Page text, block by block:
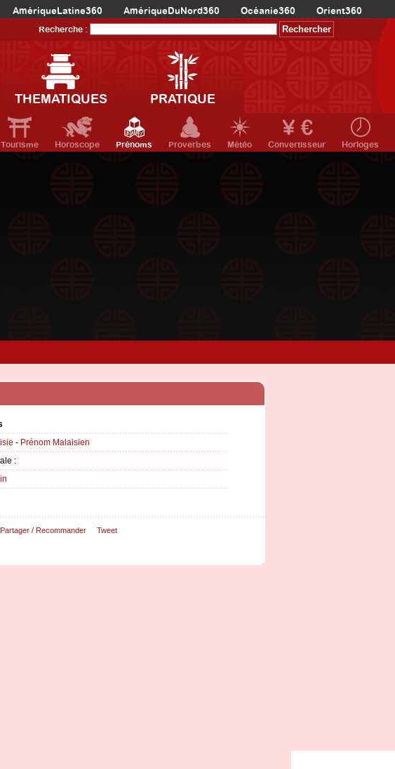
AmériqueLatine360 AmériqueDuNord360 Océanie360 Orient360
Recherche :
THEMATIQUES PRATIQUE
Tourisme Horoscope Prénoms Proverbes Météo Convertisseur Horloges
- Prénom Malaisien
:
Partager / Recommander Tweet